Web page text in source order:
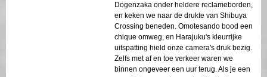
Dogenzaka onder heldere reclameborden,
en keken we naar de drukte van Shibuya
Crossing beneden. Omotesando bood een
chique omweg, en Harajuku's kleurrijke
uitspatting hield onze camera's druk bezig.
Zelfs met af en toe verkeer waren we
binnen ongeveer een uur terug. Als je een